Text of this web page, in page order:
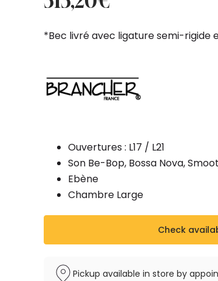
348,00€.
313,20€.
*Bec livré avec ligature semi-
Ouvertures : L17 / L21
Son Be-Bop, Bossa Nova,
Ebène
Chambre Large
Check
Pickup available in store by